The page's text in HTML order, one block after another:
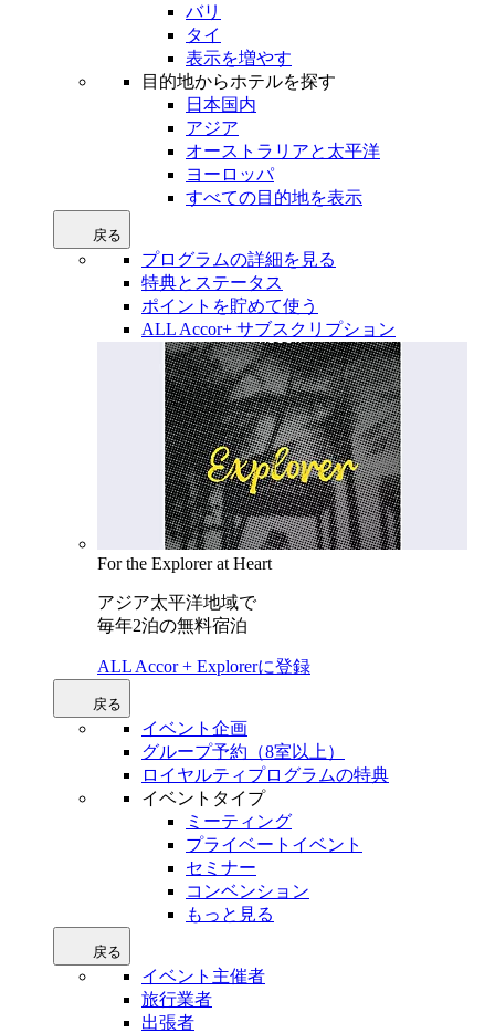
バリ
タイ
表示を増やす
目的地からホテルを探す
日本国内
アジア
オーストラリアと太平洋
ヨーロッパ
すべての目的地を表示
戻る
プログラムの詳細を見る
特典とステータス
ポイントを貯めて使う
ALL Accor+ サブスクリプション
For the Explorer at Heart
アジア太平洋地域で
毎年2泊の無料宿泊
ALL Accor + Explorerに登録
戻る
イベント企画
グループ予約（8室以上）
ロイヤルティプログラムの特典
イベントタイプ
ミーティング
プライベートイベント
セミナー
コンベンション
もっと見る
戻る
イベント主催者
旅行業者
出張者